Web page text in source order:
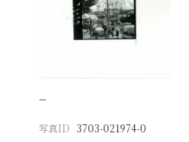
−
写真ID 3703-021974-0